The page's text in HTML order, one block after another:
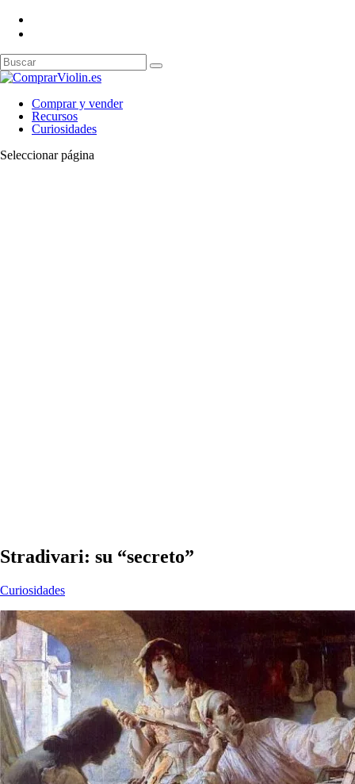
Comprar y vender
Recursos
Curiosidades
Seleccionar página
Stradivari: su “secreto”
Curiosidades